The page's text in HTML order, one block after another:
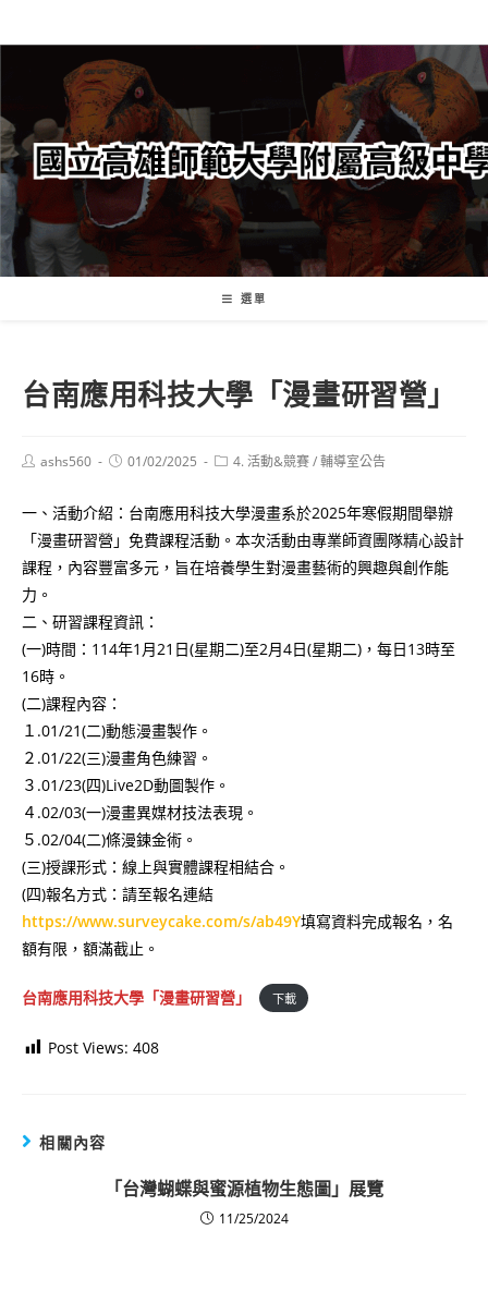
轉
要
內
容
選單
台南應用科技大學「漫畫研習營」
Postashs560
Post01/02/2025
Post4. 活動&競賽/輔導室公告
一、活動介紹：台南應用科技大學漫畫系於2025年寒假期間舉辦
「漫畫研習營」免費課程活動。本次活動由專業師資團隊精心設計
課程，內容豐富多元，旨在培養學生對漫畫藝術的興趣與創作能
力。
二、研習課程資訊：
(一)時間：114年1月21日(星期二)至2月4日(星期二)，每日13時至
16時。
(二)課程內容：
１.01/21(二)動態漫畫製作。
２.01/22(三)漫畫角色練習。
３.01/23(四)Live2D動圖製作。
４.02/03(一)漫畫異媒材技法表現。
５.02/04(二)條漫鍊金術。
(三)授課形式：線上與實體課程相結合。
(四)報名方式：請至報名連結
https://www.surveycake.com/s/ab49Y填寫資料完成報名，名
額有限，額滿截止。
台南應用科技大學「漫畫研習營」 下載
Post Views: 408
相關內容
「台灣蝴蝶與蜜源植物生態圖」展覽
11/25/2024